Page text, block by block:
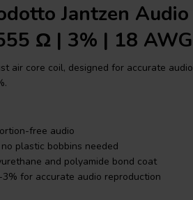
Jantzen
Ω | 3% | 18 AWG
air core coil, designed for accurate
free audio
plastic bobbins needed
and polyamide bond coat
for accurate audio reproduction